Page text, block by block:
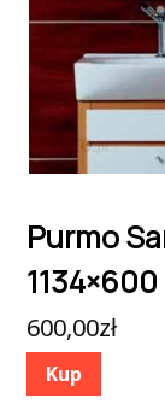
Purmo
1134×600
600,00zł
Kup